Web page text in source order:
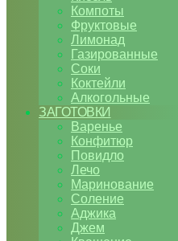
Компоты
Фруктовые
Лимонад
Газированные
Соки
Коктейли
Алкогольные
ЗАГОТОВКИ
Варенье
Конфитюр
Повидло
Лечо
Маринование
Соление
Аджика
Джем